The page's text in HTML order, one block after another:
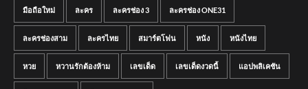
มือถือใหม่ ละคร ละครช่อง 3 ละครช่อง ONE31
ละครช่องสาม ละครไทย สมาร์ตโฟน หนัง หนังไทย
หวย หวานรักต้องห้าม เลขเด็ด เลขเด็ดงวดนี้ แอปพลิเคชัน